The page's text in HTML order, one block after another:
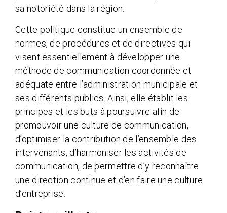
sa notoriété dans la région.
Cette politique constitue un ensemble de
normes, de procédures et de directives qui
visent essentiellement à développer une
méthode de communication coordonnée et
adéquate entre l’administration municipale et
ses différents publics. Ainsi, elle établit les
principes et les buts à poursuivre afin de
promouvoir une culture de communication,
d’optimiser la contribution de l’ensemble des
intervenants, d’harmoniser les activités de
communication, de permettre d’y reconnaître
une direction continue et d’en faire une culture
d’entreprise.